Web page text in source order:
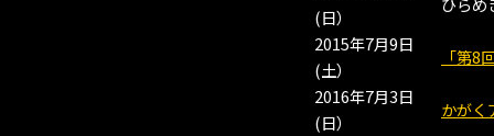
(日）
2015年7月9日
(土）
「第8
2016年7月3日
(日）
かがく